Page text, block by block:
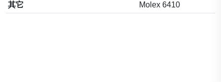
其它
Molex 6410